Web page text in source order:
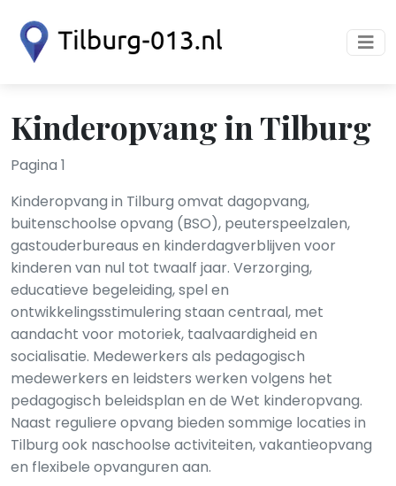
Kinderopvang in Tilburg
Pagina 1
Kinderopvang in Tilburg omvat dagopvang,
buitenschoolse opvang (BSO), peuterspeelzalen,
gastouderbureaus en kinderdagverblijven voor
kinderen van nul tot twaalf jaar. Verzorging,
educatieve begeleiding, spel en
ontwikkelingsstimulering staan centraal, met
aandacht voor motoriek, taalvaardigheid en
socialisatie. Medewerkers als pedagogisch
medewerkers en leidsters werken volgens het
pedagogisch beleidsplan en de Wet kinderopvang.
Naast reguliere opvang bieden sommige locaties in
Tilburg ook naschoolse activiteiten, vakantieopvang
en flexibele opvanguren aan.